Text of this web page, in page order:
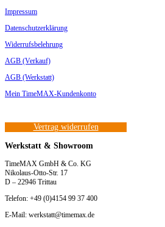
Impressum
Datenschutzerklärung
Widerrufsbelehrung
AGB (Verkauf)
AGB (Werkstatt)
Mein TimeMAX-Kundenkonto
Vertrag widerrufen
Werkstatt & Showroom
TimeMAX GmbH & Co. KG
Nikolaus-Otto-Str. 17
D – 22946 Trittau
Telefon: +49 (0)4154 99 37 400
E-Mail: werkstatt@timemax.de